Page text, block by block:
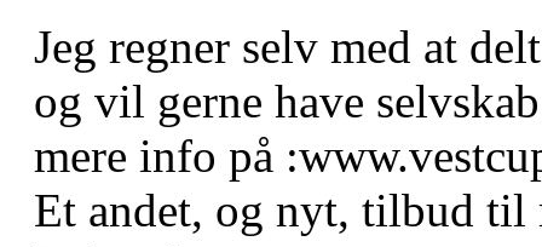
Jeg regner selv med at
og vil gerne have
mere info på
Et andet, og nyt, tilbud til